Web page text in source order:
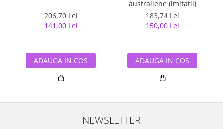
206,70 Lei
141,00 Lei
ADAUGA IN COS
australiene (imitatii)
183,74 Lei
150,00 Lei
ADAUGA IN COS
NEWSLETTER